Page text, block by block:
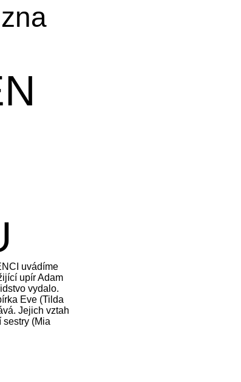
uvádíme
upír Adam
vydalo.
Eve (Tilda
Jejich vztah
(Mia